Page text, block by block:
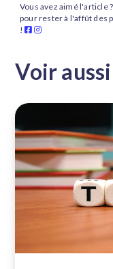
Vous avez aimé l'article
pour rester à l'affût des
!
Voir aussi